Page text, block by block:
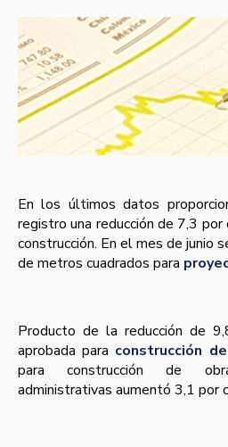
En los últimos datos
registro una reducción de 7,3
construcción. En el mes de junio
de metros cuadrados para
Producto de la reducción de
aprobada para construcción
para construcción de
administrativas aumentó 3,1 por